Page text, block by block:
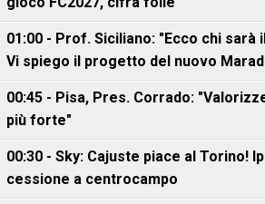
01:00 - Prof. Siciliano: "Ecco chi sarà
Vi spiego il progetto del nuovo
00:45 - Pisa, Pres. Corrado:
più forte"
00:30 - Sky: Cajuste piace al Torino!
cessione a centrocampo